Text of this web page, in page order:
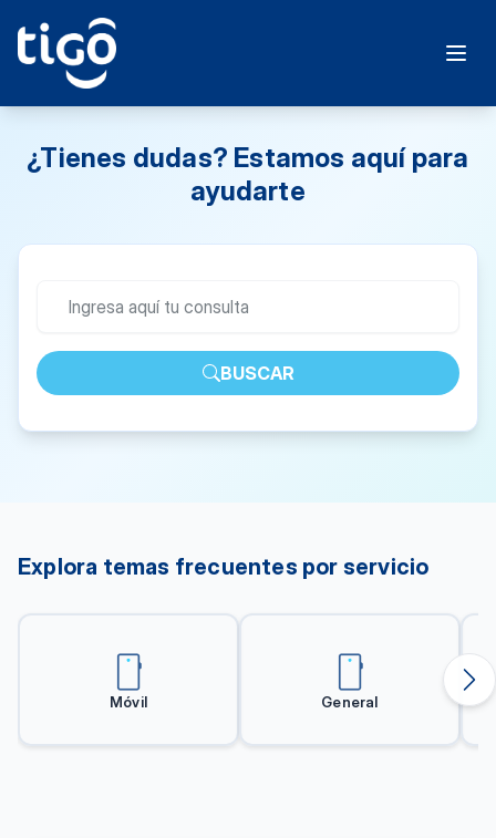
¿Tienes dudas? Estamos aquí para
ayudarte
BUSCAR
Explora temas frecuentes por servicio
Móvil General